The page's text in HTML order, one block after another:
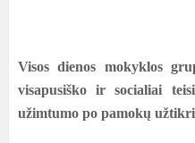
Visos dienos mokyklos
visapusiško ir socialiai
užimtumo po pamokų